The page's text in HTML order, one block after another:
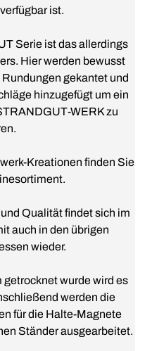
ist.
Serie ist das allerdings
Hier werden bewusst
gekantet und
hinzugefügt um ein
WERK zu
Kreationen finden Sie
Qualität findet sich im
auch in den übrigen
wieder.
wurde wird es
werden die
für die Halte-Magnete
Ständer ausgearbeitet.